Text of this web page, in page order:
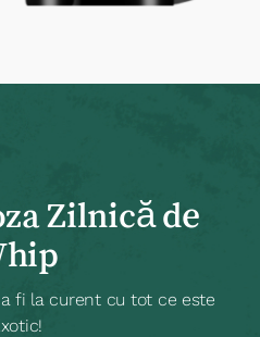
Zilnică de
fi la curent cu tot ce este